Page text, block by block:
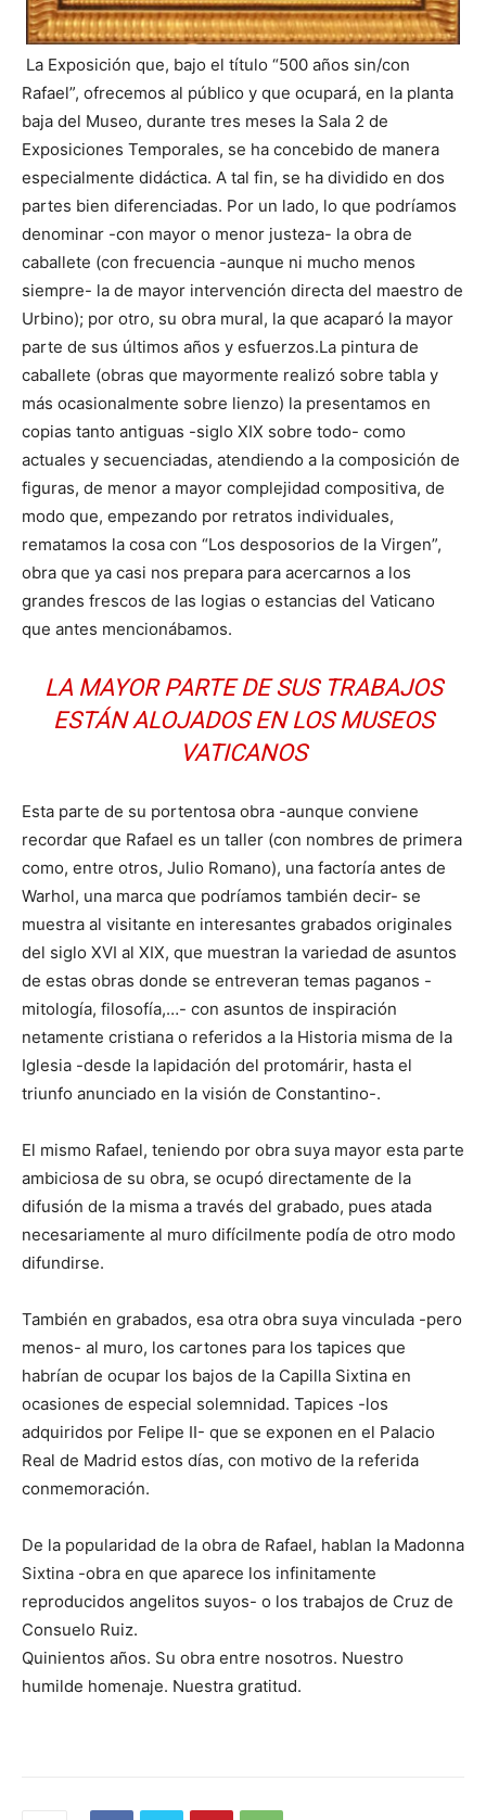
La Exposición que, bajo el título “500 años sin/con
Rafael”, ofrecemos al público y que ocupará, en la planta
baja del Museo, durante tres meses la Sala 2 de
Exposiciones Temporales, se ha concebido de manera
especialmente didáctica. A tal fin, se ha dividido en dos
partes bien diferenciadas. Por un lado, lo que podríamos
denominar -con mayor o menor justeza- la obra de
caballete (con frecuencia -aunque ni mucho menos
siempre- la de mayor intervención directa del maestro de
Urbino); por otro, su obra mural, la que acaparó la mayor
parte de sus últimos años y esfuerzos.La pintura de
caballete (obras que mayormente realizó sobre tabla y
más ocasionalmente sobre lienzo) la presentamos en
copias tanto antiguas -siglo XIX sobre todo- como
actuales y secuenciadas, atendiendo a la composición de
figuras, de menor a mayor complejidad compositiva, de
modo que, empezando por retratos individuales,
rematamos la cosa con “Los desposorios de la Virgen”,
obra que ya casi nos prepara para acercarnos a los
grandes frescos de las logias o estancias del Vaticano
que antes mencionábamos.
LA MAYOR PARTE DE SUS TRABAJOS
ESTÁN ALOJADOS EN LOS MUSEOS
VATICANOS
Esta parte de su portentosa obra -aunque conviene
recordar que Rafael es un taller (con nombres de primera
como, entre otros, Julio Romano), una factoría antes de
Warhol, una marca que podríamos también decir- se
muestra al visitante en interesantes grabados originales
del siglo XVI al XIX, que muestran la variedad de asuntos
de estas obras donde se entreveran temas paganos -
mitología, filosofía,…- con asuntos de inspiración
netamente cristiana o referidos a la Historia misma de la
Iglesia -desde la lapidación del protomárir, hasta el
triunfo anunciado en la visión de Constantino-.
El mismo Rafael, teniendo por obra suya mayor esta parte
ambiciosa de su obra, se ocupó directamente de la
difusión de la misma a través del grabado, pues atada
necesariamente al muro difícilmente podía de otro modo
difundirse.
También en grabados, esa otra obra suya vinculada -pero
menos- al muro, los cartones para los tapices que
habrían de ocupar los bajos de la Capilla Sixtina en
ocasiones de especial solemnidad. Tapices -los
adquiridos por Felipe II- que se exponen en el Palacio
Real de Madrid estos días, con motivo de la referida
conmemoración.
De la popularidad de la obra de Rafael, hablan la Madonna
Sixtina -obra en que aparece los infinitamente
reproducidos angelitos suyos- o los trabajos de Cruz de
Consuelo Ruiz.
Quinientos años. Su obra entre nosotros. Nuestro
humilde homenaje. Nuestra gratitud.